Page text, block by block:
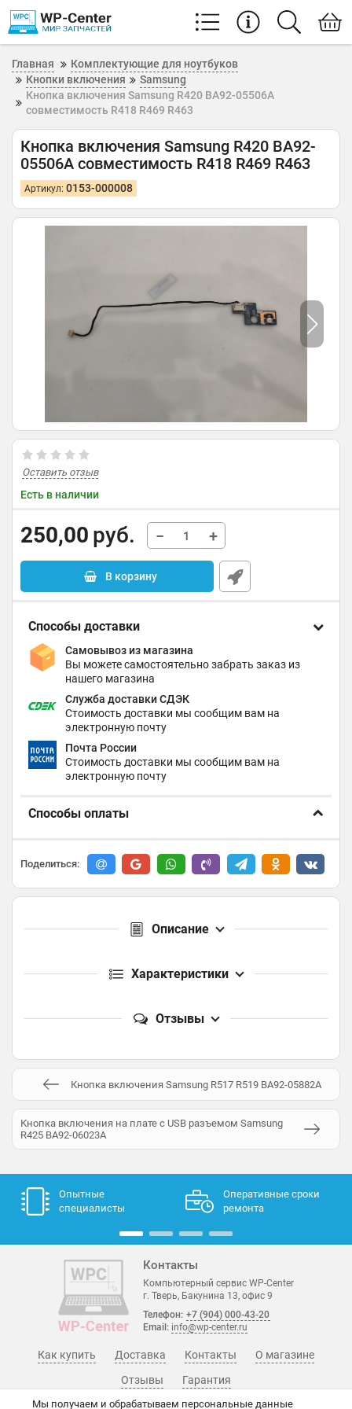
Главная
Комплектующие для ноутбуков
Кнопки включения
Samsung
Кнопка включения Samsung R420 BA92-05506A
совместимость R418 R469 R463
Кнопка включения Samsung R420 BA92-
05506A совместимость R418 R469 R463
Артикул: 0153-000008
Оставить отзыв
Есть в наличии
250,00 руб. − +
В корзину
Способы доставки
Самовывоз из магазина
Вы можете самостоятельно забрать заказ из
нашего магазина
Служба доставки СДЭК
Стоимость доставки мы сообщим вам на
электронную почту
Почта России
Стоимость доставки мы сообщим вам на
электронную почту
Способы оплаты
Поделиться:
Описание
Характеристики
Отзывы
Кнопка включения Samsung R517 R519 BA92-05882A
Кнопка включения на плате с USB разъемом Samsung
R425 BA92-06023A
Мы получаем и обрабатываем персональные данные
Опытные
специалисты
Оперативные сроки
ремонта
Контакты
Компьютерный сервис WP-Center
г. Тверь, Бакунина 13, офис 9
Телефон: +7 (904) 000-43-20
Email: info@wp-center.ru
О магазине
Гарантия
Отзывы
Как купить Доставка Контакты